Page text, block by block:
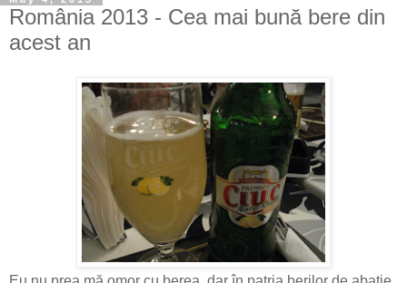
România 2013 - Cea mai bună bere din
acest an